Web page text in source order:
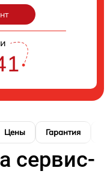
Цены Гарантия
сервис-